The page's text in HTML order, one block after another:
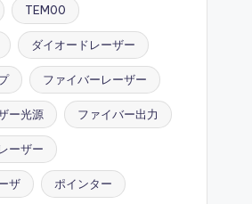
TEM00
ダイオードレーザー
ファイバーレーザー
ー光源 ファイバー出力
ーザー
ザ ポインター